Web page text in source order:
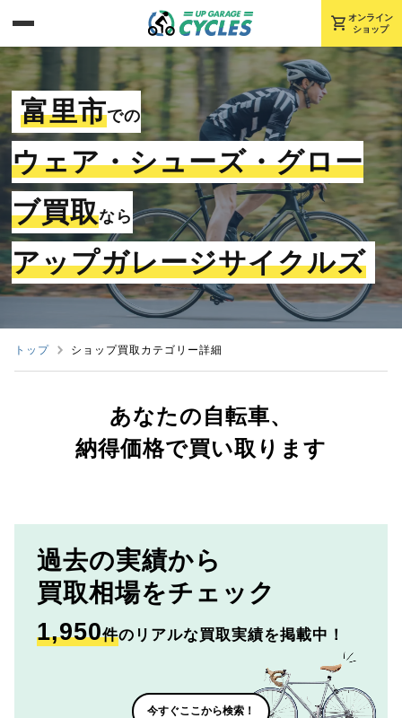
shopping_cart オンライン
ショップ
富里市での
ウェア・シューズ・グロー
ブ買取なら
アップガレージサイクルズ
トップ ショップ買取カテゴリー詳細
あなたの自転車、
納得価格で買い取ります
過去の実績から
買取相場をチェック
1,950件のリアルな買取実績を掲載中！
今すぐここから検索！